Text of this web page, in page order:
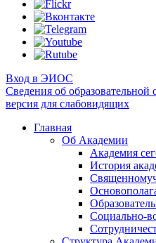
Вход в ЭИОС
Сведения об образовательной
версия для слабовидящих
Главная
Об Академии
Академия
История
Социально-